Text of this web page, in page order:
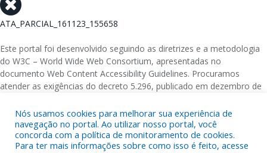
Nós usamos cookies para melhorar sua experiência de
navegação no portal. Ao utilizar nosso portal, você
concorda com a política de monitoramento de cookies.
Para ter mais informações sobre como isso é feito, acesse
ATA_PARCIAL_161123_155658
Este portal foi desenvolvido seguindo as diretrizes e a metodologia
do W3C – World Wide Web Consortium, apresentadas no
documento Web Content Accessibility Guidelines. Procuramos
atender as exigências do decreto 5.296, publicado em dezembro de
eletrônicos da administração pública na rede mundial de
computadores para o uso das pessoas com necessidades especiais,
garantindo-lhes o pleno acesso aos conteúdos disponíveis.